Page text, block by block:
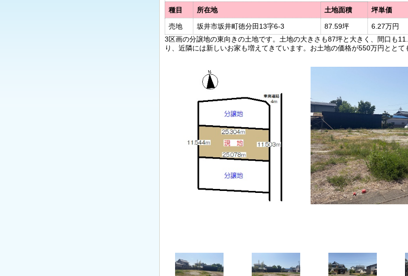
種目 所在地 土地面積 坪単価
売地 坂井市坂井町徳分田13字6-3 87.59坪 6.27万円
3区画の分譲地の東向きの土地です。土地の大きさも87坪と大きく、間口も
り、近隣には新しいお家も増えてきています。お土地の価格が550万円ととて